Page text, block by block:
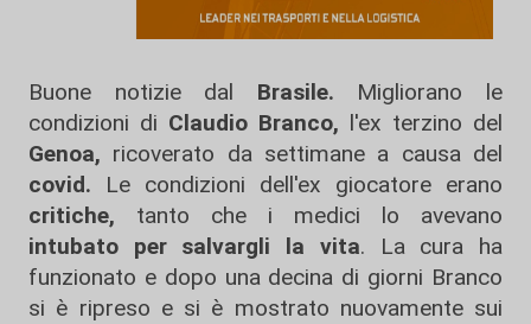
Buone notizie dal Brasile. Migliorano le
condizioni di Claudio Branco, l'ex terzino del
Genoa, ricoverato da settimane a causa del
covid. Le condizioni dell'ex giocatore erano
critiche, tanto che i medici lo avevano
intubato per salvargli la vita. La cura ha
funzionato e dopo una decina di giorni Branco
si è ripreso e si è mostrato nuovamente sui